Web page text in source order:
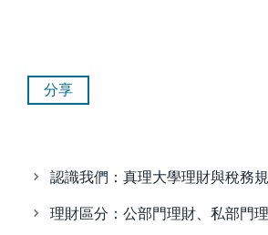
分享
認識我們：真理大學理財與稅務
理財區分：公部門理財、私部門